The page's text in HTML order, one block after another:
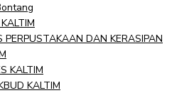
PERPUSTAKAAN DAN KERASIPAN
KALTIM
KALTIM